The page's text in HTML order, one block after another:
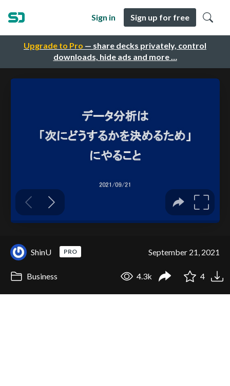
Upgrade to Pro — share decks privately, control
downloads, hide ads and more …
Sign in Sign up for free
ShinU PRO September 21, 2021
Business 4.3k 4